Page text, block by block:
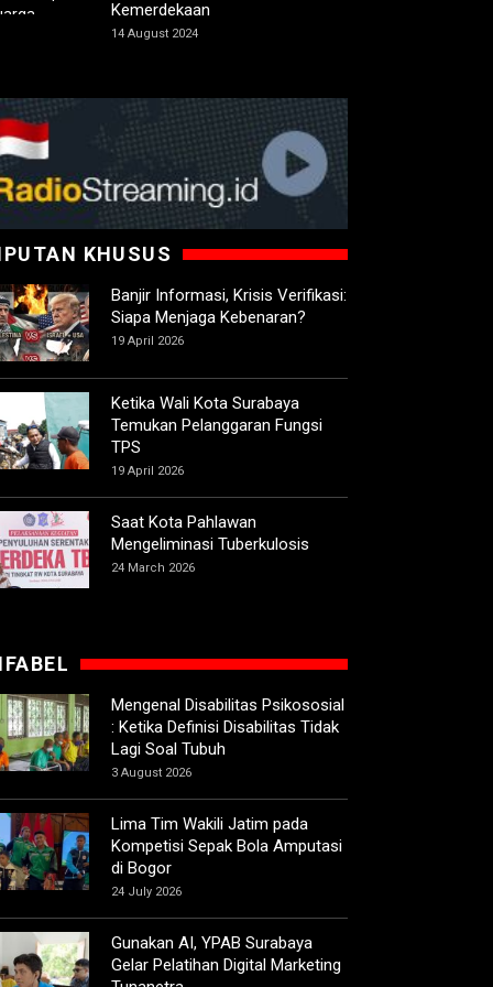
Kemerdekaan
14 August 2024
KHUSUS
Banjir Informasi, Krisis Verifikasi:
Siapa Menjaga Kebenaran?
19 April 2026
Ketika Wali Kota Surabaya
Temukan Pelanggaran Fungsi
TPS
19 April 2026
Saat Kota Pahlawan
Mengeliminasi Tuberkulosis
24 March 2026
Mengenal Disabilitas Psikososial
: Ketika Definisi Disabilitas Tidak
Lagi Soal Tubuh
3 August 2026
Lima Tim Wakili Jatim pada
Kompetisi Sepak Bola Amputasi
di Bogor
24 July 2026
Gunakan AI, YPAB Surabaya
Gelar Pelatihan Digital Marketing